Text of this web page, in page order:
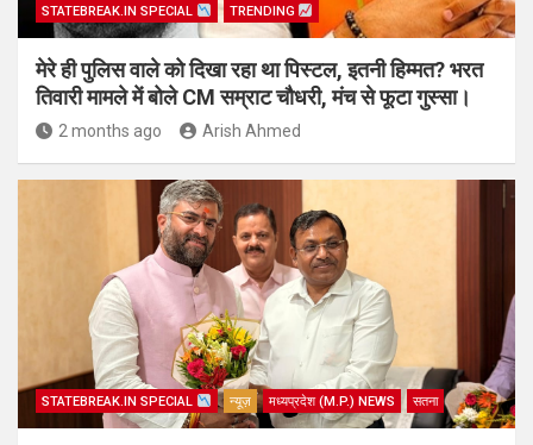
STATEBREAK.IN SPECIAL TRENDING
मेरे ही पुलिस वाले को दिखा रहा था पिस्टल, इतनी हिम्मत? भरत
तिवारी मामले में बोले CM सम्राट चौधरी, मंच से फूटा गुस्सा।
2 months ago Arish Ahmed
STATEBREAK.IN SPECIAL न्यूज़ मध्यप्रदेश (M.P.) NEWS सतना